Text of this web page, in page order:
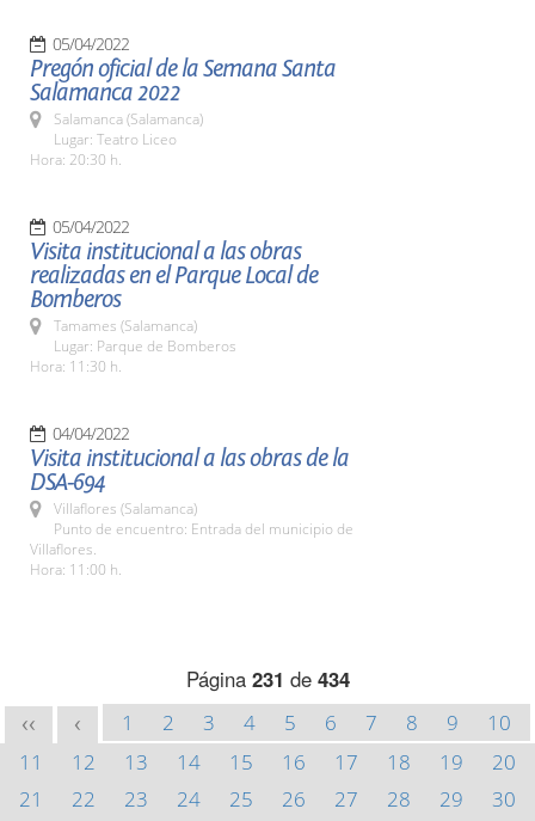
05/04/2022
Pregón oficial de la Semana Santa
Salamanca 2022
Salamanca (Salamanca)
Lugar: Teatro Liceo
Hora: 20:30 h.
05/04/2022
Visita institucional a las obras
realizadas en el Parque Local de
Bomberos
Tamames (Salamanca)
Lugar: Parque de Bomberos
Hora: 11:30 h.
04/04/2022
Visita institucional a las obras de la
DSA-694
Villaflores (Salamanca)
Punto de encuentro: Entrada del municipio de
Villaflores.
Hora: 11:00 h.
Página 231 de 434
<< < 1 2 3 4 5 6 7 8 9
10
11
12 13 14 15 16 17 18 19
20
21
22 23 24 25 26 27 28 29
30